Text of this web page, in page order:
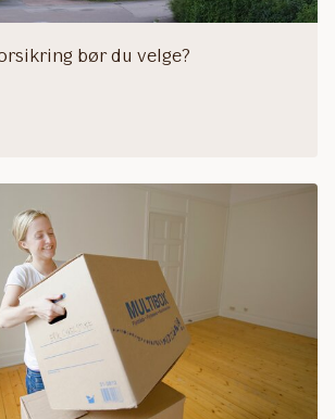
bør du velge?